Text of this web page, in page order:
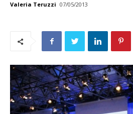
Valeria Teruzzi 07/05/2013